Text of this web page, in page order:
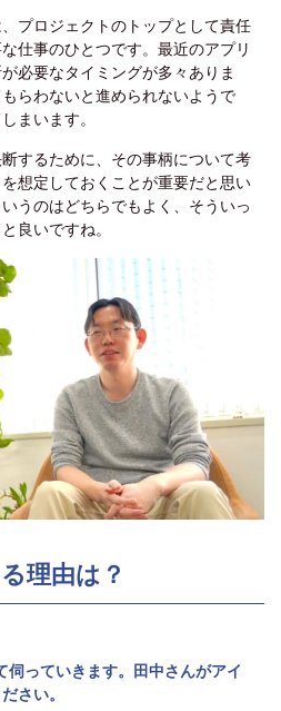
プロジェクトのトップとして責任
仕事のひとつです。最近のアプリ
必要なタイミングが多々ありま
らわないと進められないようで
まいます。
するために、その事柄について考
想定しておくことが重要だと思い
うのはどちらでもよく、そういっ
良いですね。
理由は？
っていきます。田中さんがアイ
さい。